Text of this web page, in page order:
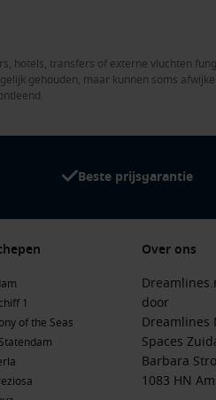
hotels, transfers of externe vluchten
gehouden, maar kunnen soms
Beste prijsgarantie
1
of the Seas
Over ons
door
Dreamlines
Spaces
Barbara
1083 HN